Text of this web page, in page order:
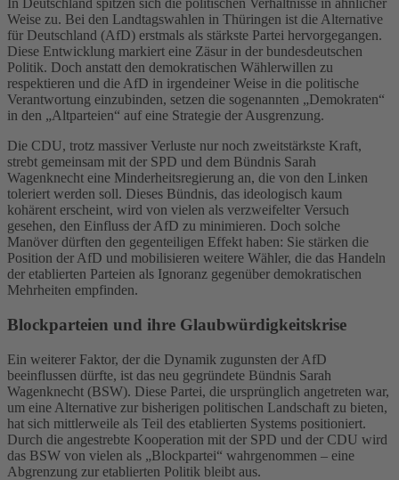
In Deutschland spitzen sich die politischen Verhältnisse in ähnlicher
Weise zu. Bei den Landtagswahlen in Thüringen ist die Alternative
für Deutschland (AfD) erstmals als stärkste Partei hervorgegangen.
Diese Entwicklung markiert eine Zäsur in der bundesdeutschen
Politik. Doch anstatt den demokratischen Wählerwillen zu
respektieren und die AfD in irgendeiner Weise in die politische
Verantwortung einzubinden, setzen die sogenannten „Demokraten“
in den „Altparteien“ auf eine Strategie der Ausgrenzung.
Die CDU, trotz massiver Verluste nur noch zweitstärkste Kraft,
strebt gemeinsam mit der SPD und dem Bündnis Sarah
Wagenknecht eine Minderheitsregierung an, die von den Linken
toleriert werden soll. Dieses Bündnis, das ideologisch kaum
kohärent erscheint, wird von vielen als verzweifelter Versuch
gesehen, den Einfluss der AfD zu minimieren. Doch solche
Manöver dürften den gegenteiligen Effekt haben: Sie stärken die
Position der AfD und mobilisieren weitere Wähler, die das Handeln
der etablierten Parteien als Ignoranz gegenüber demokratischen
Mehrheiten empfinden.
Blockparteien und ihre Glaubwürdigkeitskrise
Ein weiterer Faktor, der die Dynamik zugunsten der AfD
beeinflussen dürfte, ist das neu gegründete Bündnis Sarah
Wagenknecht (BSW). Diese Partei, die ursprünglich angetreten war,
um eine Alternative zur bisherigen politischen Landschaft zu bieten,
hat sich mittlerweile als Teil des etablierten Systems positioniert.
Durch die angestrebte Kooperation mit der SPD und der CDU wird
das BSW von vielen als „Blockpartei“ wahrgenommen – eine
Abgrenzung zur etablierten Politik bleibt aus.